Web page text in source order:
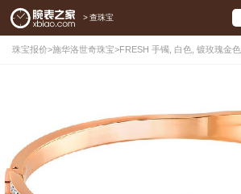
> 查珠宝
珠宝报价>施华洛世奇珠宝>FRESH 手镯, 白色, 镀玫瑰金色